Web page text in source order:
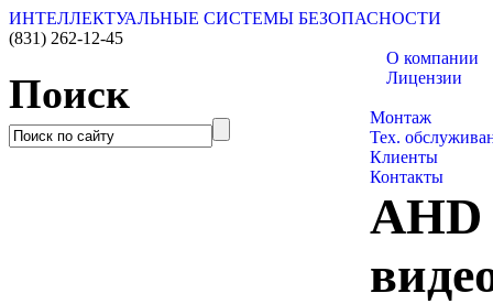
ИНТЕЛЛЕКТУАЛЬНЫЕ СИСТЕМЫ БЕЗОПАСНОСТИ
(831) 262-12-45
Поиск
О компании
Лицензии
Монтаж
Тех.
Клиенты
Контакты
AHD